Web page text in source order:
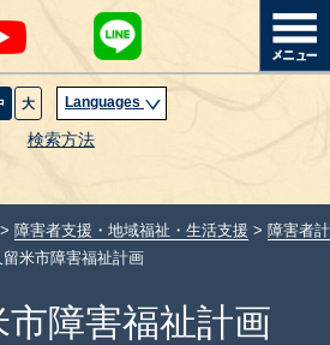
大 Languages
検索方法
> 障害者支援・地域福祉・生活支援 > 障害者計
米市障害福祉計画
障害福祉計画